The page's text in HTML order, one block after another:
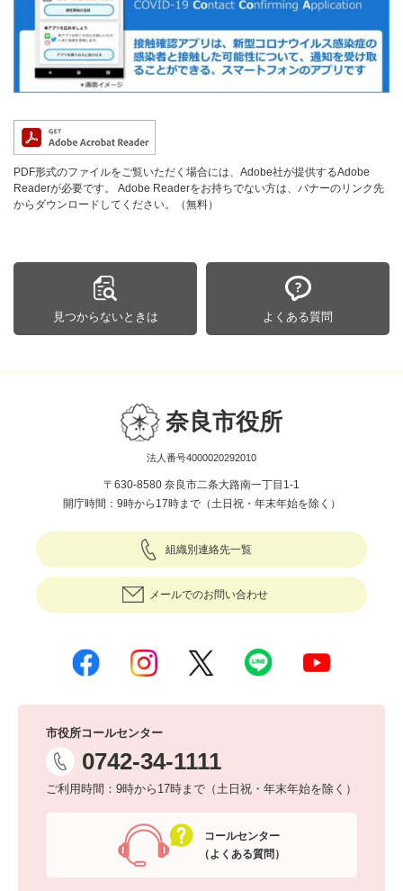
PDF形式のファイルをご覧いただく場合には、Adobe社が提供するAdobe
Readerが必要です。
Adobe Readerをお持ちでない方は、バナーのリンク先
からダウンロードしてください。（無料）
見つからないときは よくある質問
奈良市役所
法人番号4000020292010
〒630-8580 奈良市二条大路南一丁目1-1
開庁時間：9時から17時まで（土日祝・年末年始を除く）
組織別連絡先一覧
メールでのお問い合わせ
市役所コールセンター
0742-34-1111
ご利用時間：9時から17時まで（土日祝・年末年始を除く）
コールセンター
（よくある質問）